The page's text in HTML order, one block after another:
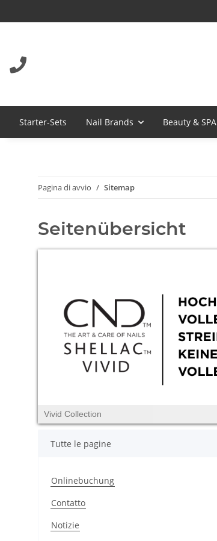
Starter-Sets Nail Brands Beauty & SPA
Pagina di avvio Sitemap
Seitenübersicht
Vivid Collection
Tutte le pagine
Onlinebuchung
Contatto
Notizie